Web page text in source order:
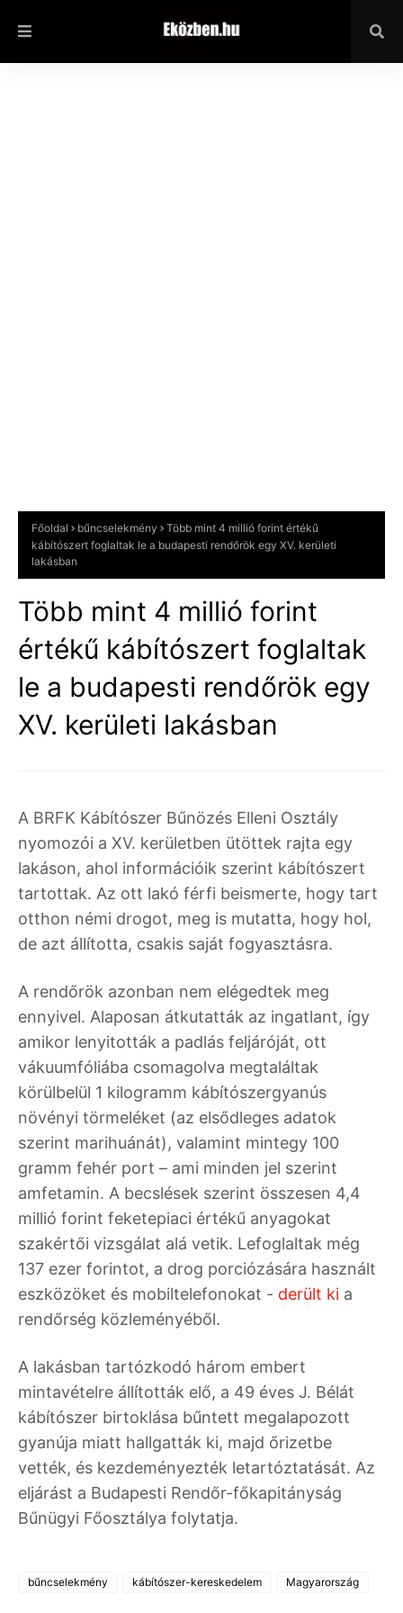
Főoldal bűncselekmény
Több mint 4 millió forint értékű
kábítószert foglaltak le a budapesti rendőrök egy XV. kerületi
lakásban
Több mint 4 millió forint
értékű kábítószert foglaltak
le a budapesti rendőrök egy
XV. kerületi lakásban
A BRFK Kábítószer Bűnözés Elleni Osztály
nyomozói a XV. kerületben ütöttek rajta egy
lakáson, ahol információik szerint kábítószert
tartottak. Az ott lakó férfi beismerte, hogy tart
otthon némi drogot, meg is mutatta, hogy hol,
de azt állította, csakis saját fogyasztásra.
A rendőrök azonban nem elégedtek meg
ennyivel. Alaposan átkutatták az ingatlant, így
amikor lenyitották a padlás feljáróját, ott
vákuumfóliába csomagolva megtaláltak
körülbelül 1 kilogramm kábítószergyanús
növényi törmeléket (az elsődleges adatok
szerint marihuánát), valamint mintegy 100
gramm fehér port – ami minden jel szerint
amfetamin. A becslések szerint összesen 4,4
millió forint feketepiaci értékű anyagokat
szakértői vizsgálat alá vetik. Lefoglaltak még
137 ezer forintot, a drog porciózására használt
eszközöket és mobiltelefonokat - derült ki a
rendőrség közleményéből.
A lakásban tartózkodó három embert
mintavételre állították elő, a 49 éves J. Bélát
kábítószer birtoklása bűntett megalapozott
gyanúja miatt hallgatták ki, majd őrizetbe
vették, és kezdeményezték letartóztatását. Az
eljárást a Budapesti Rendőr-főkapitányság
Bűnügyi Főosztálya folytatja.
bűncselekmény kábítószer-kereskedelem Magyarország